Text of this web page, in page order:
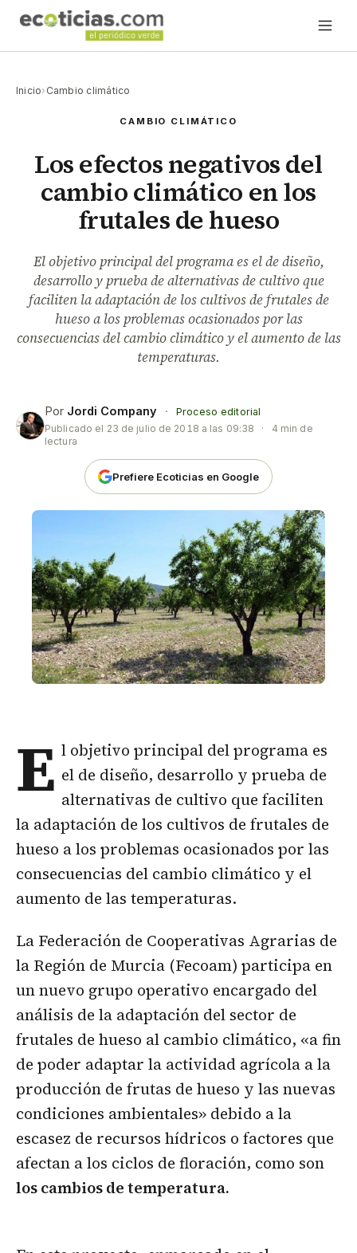
Inicio› Cambio climático
CAMBIO CLIMÁTICO
Los efectos negativos del
cambio climático en los
frutales de hueso
El objetivo principal del programa es el de diseño,
desarrollo y prueba de alternativas de cultivo que
faciliten la adaptación de los cultivos de frutales de
hueso a los problemas ocasionados por las
consecuencias del cambio climático y el aumento de las
temperaturas.
Por Jordi Company ·
Proceso editorial
Publicado el 23 de julio de 2018 a las 09:38 ·
4 min de
lectura
Prefiere Ecoticias en Google
E l objetivo principal del programa es
el de diseño, desarrollo y prueba de
alternativas de cultivo que faciliten
la adaptación de los cultivos de frutales de
hueso a los problemas ocasionados por las
consecuencias del cambio climático y el
aumento de las temperaturas.
La Federación de Cooperativas Agrarias de
la Región de Murcia (Fecoam) participa en
un nuevo grupo operativo encargado del
análisis de la adaptación del sector de
frutales de hueso al cambio climático, «a fin
de poder adaptar la actividad agrícola a la
producción de frutas de hueso y las nuevas
condiciones ambientales» debido a la
escasez de recursos hídricos o factores que
afectan a los ciclos de floración, como son
los cambios de temperatura.